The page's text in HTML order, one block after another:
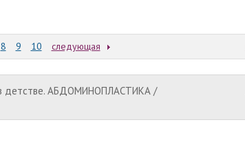
8 9 10 следующая
детстве. АБДОМИНОПЛАСТИКА /